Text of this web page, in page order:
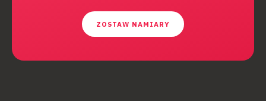
ZOSTAW NAMIARY